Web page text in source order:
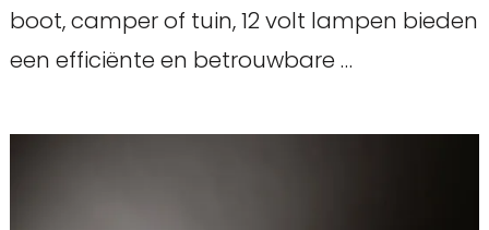
boot, camper of tuin, 12 volt lampen bieden
een efficiënte en betrouwbare …